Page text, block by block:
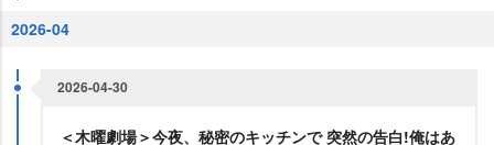
2026-04
2026-04-30
＜木曜劇場＞今夜、秘密のキッチンで 突然の告白!俺はあ